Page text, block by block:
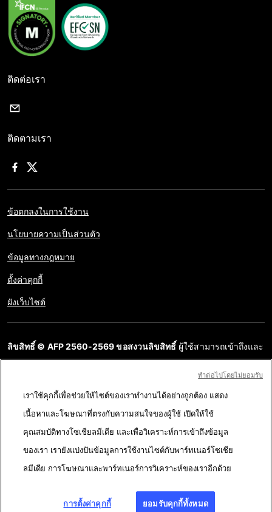
ติดต่อเรา
ติดตามเรา
ข้อตกลงในการใช้งาน
นโยบายความเป็นส่วนตัว
ข้อมูลทางกฎหมาย
ตั้งค่าคุกกี้
ผังเว็บไซต์
ลิขสิทธิ์ © AFP 2560-2569 ขอสงวนลิขสิทธิ์ ผู้ใช้สามารถเข้าถึงและ
นำเนื้อหาบนเว็บไซต์ของ AFP ไปเผยแพร่ต่อโดยไม่ได้รับอนุญาตก่อน
ในวัตถุประสงค์อื่น โดยเฉพาะการนำไปผลิตซ้ำ การใช้เพื่อสื่อสารกับ
สาธารณะ หรือการเผยแพร่เนื้อหาบนเว็บไซต์ ทั้งในบางส่วนหรือ
ทั้งหมด โดย AFP ไม่ได้รับสิทธิ์ใดๆ จากเจ้าของลิขสิทธิ์สำหรับเนื้อหา
ของบุคคลที่สามนี้และจะไม่รับผิดชอบใดๆ ในเรื่องนี้ AFP และ
สัญลักษณ์เป็นเครื่องหมายที่ได้รับการจดทะเบียนการค้า
เราใช้คุกกี้เพื่อช่วยให้ไซต์ของเราทำงานได้อย่างถูกต้อง แสดง
เนื้อหาและโฆษณาที่ตรงกับความสนใจของผู้ใช้ เปิดให้ใช้
คุณสมบัติทางโซเชียลมีเดีย และเพื่อวิเคราะห์การเข้าถึงข้อมูล
ของเรา เรายังแบ่งปันข้อมูลการใช้งานไซต์กับพาร์ทเนอร์โซเชีย
ลมีเดีย การโฆษณาและพาร์ทเนอร์การวิเคราะห์ของเราอีกด้วย
การตั้งค่าคุกกี้ ยอมรับคุกกี้ทั้งหมด
ทําต่อไปโดยไม่ยอมรับ